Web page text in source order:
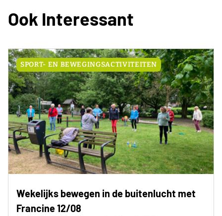
Ook Interessant
SPORT- EN BEWEGINGSACTIVITEITEN
Wekelijks bewegen in de buitenlucht met
Francine 12/08